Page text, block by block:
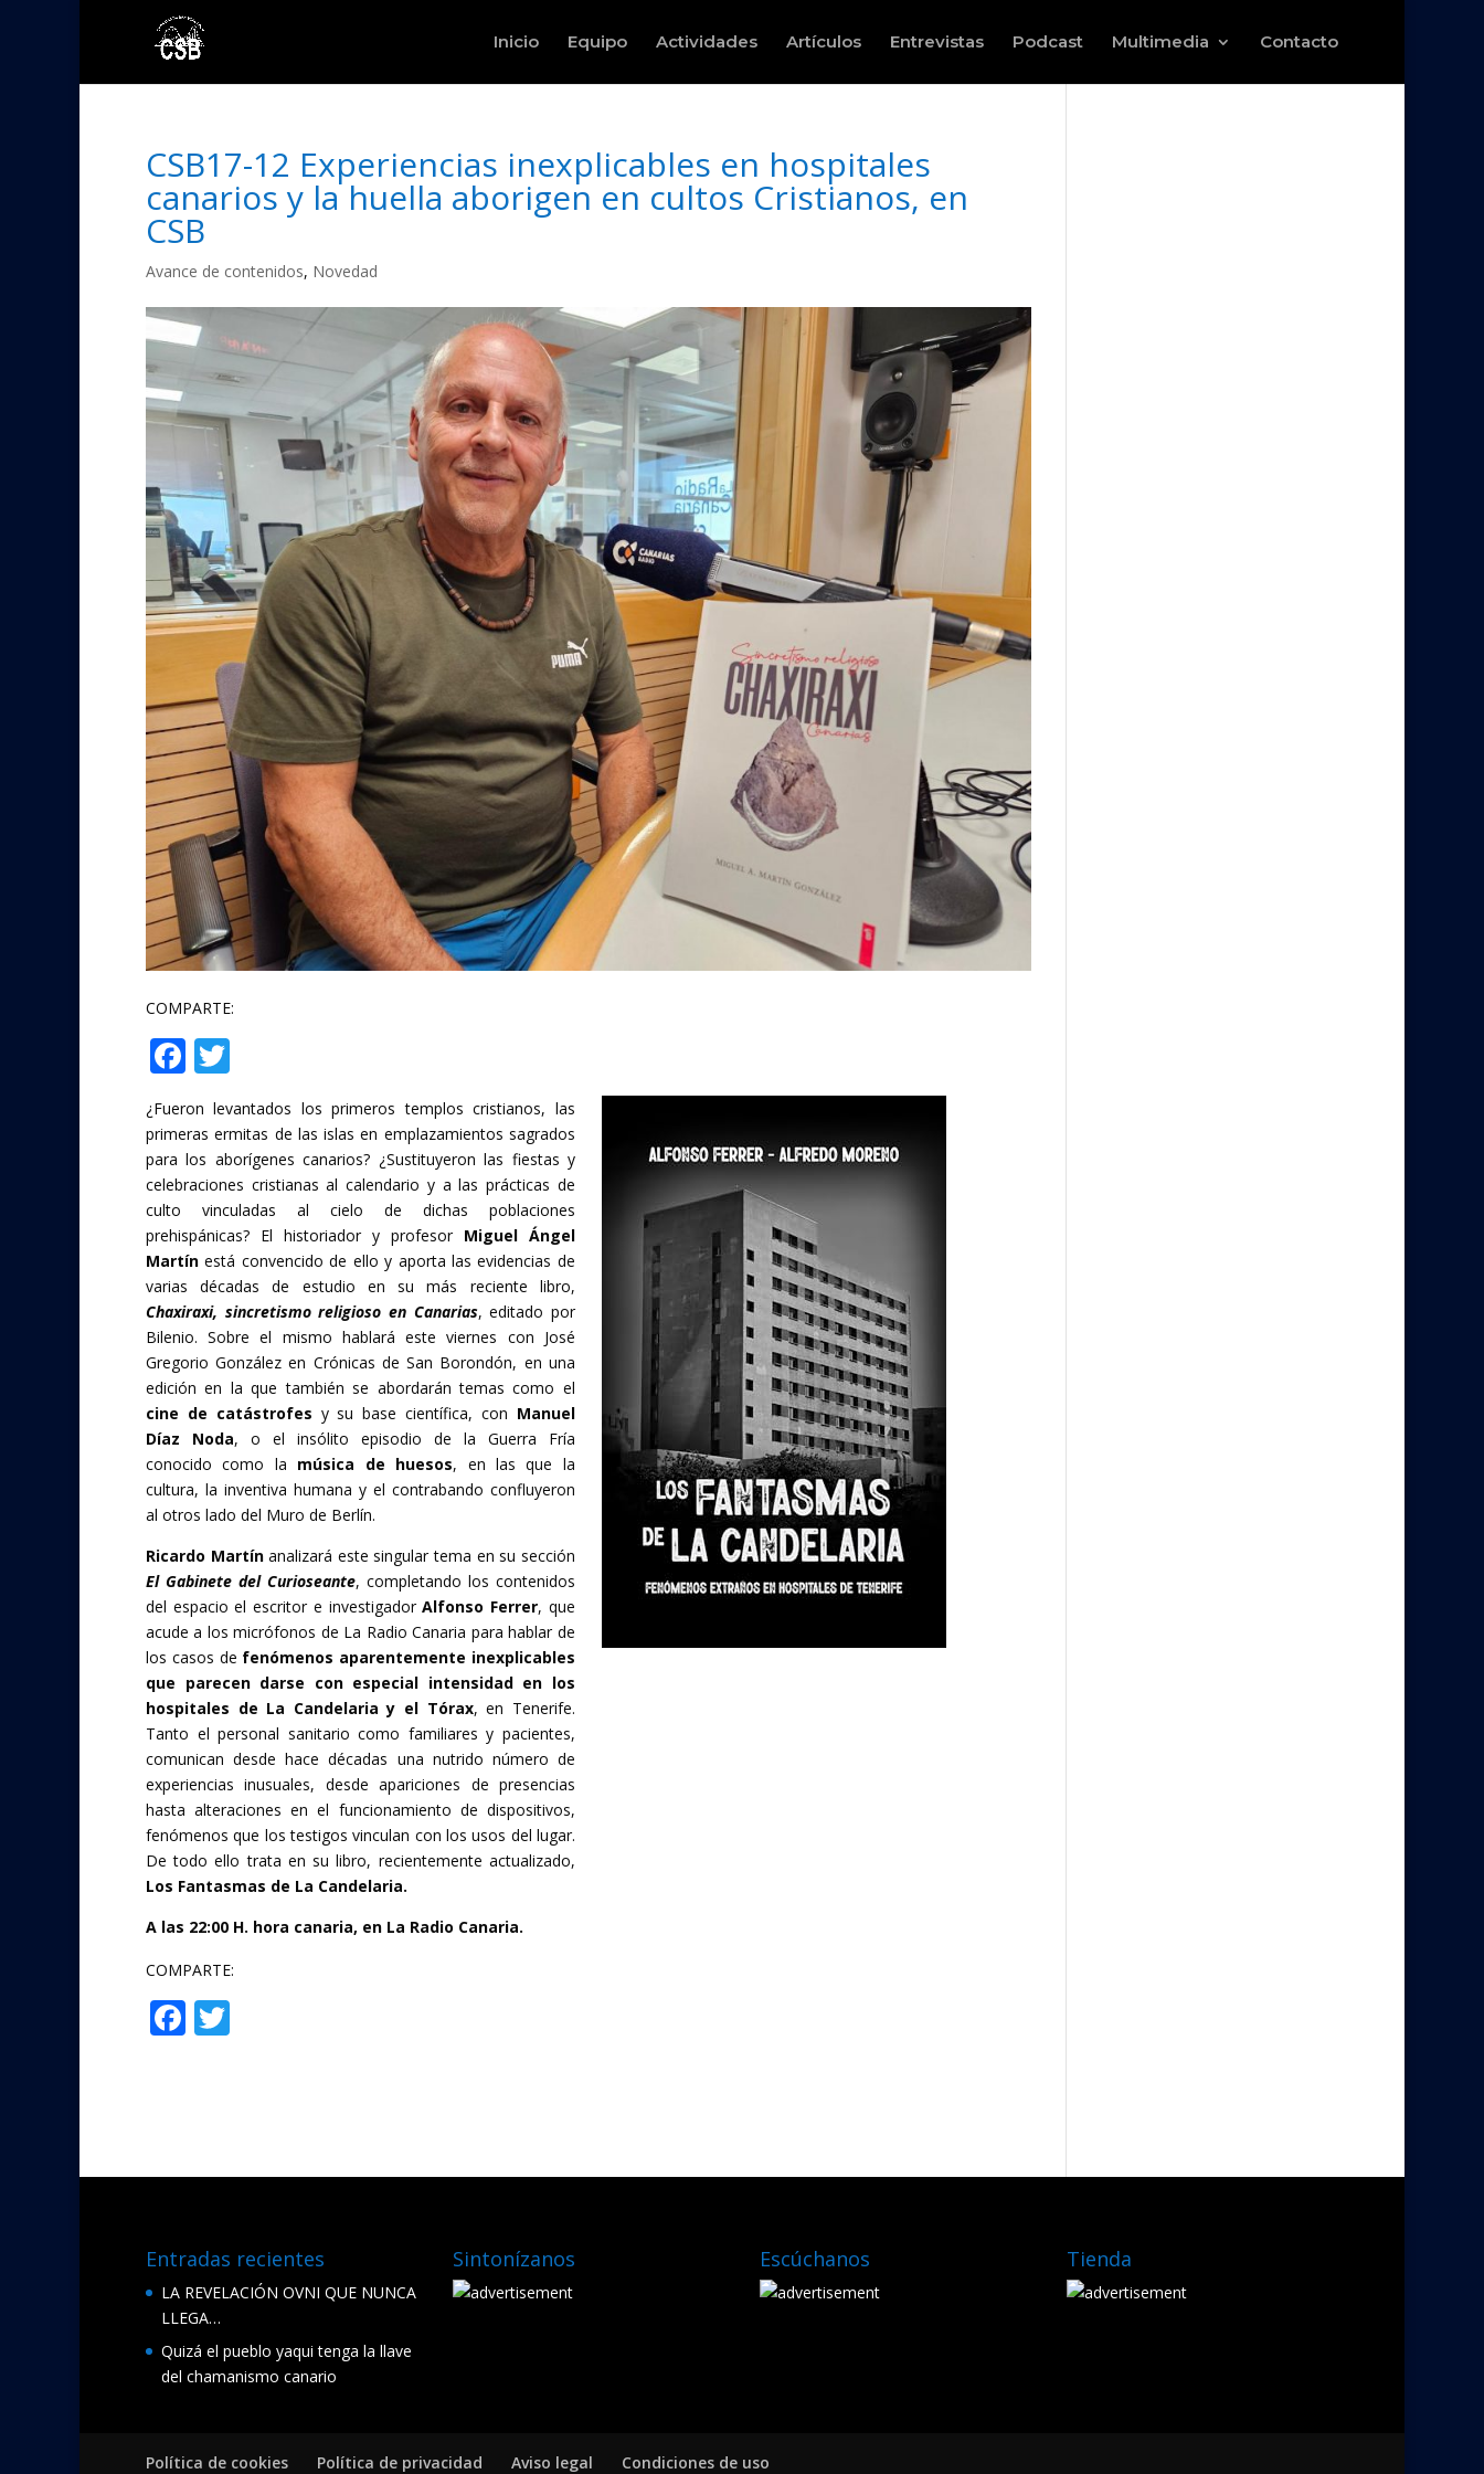
Inicio Equipo Actividades Artículos Entrevistas Podcast Multimedia Contacto
CSB17-12 Experiencias inexplicables en hospitales
canarios y la huella aborigen en cultos Cristianos, en
CSB
Avance de contenidos, Novedad
COMPARTE:
F
ac
e
b
o
o
k
w
itt
er
¿Fueron levantados los primeros templos cristianos, las
primeras ermitas de las islas en emplazamientos sagrados
para los aborígenes canarios? ¿Sustituyeron las fiestas y
celebraciones cristianas al calendario y a las prácticas de
culto vinculadas al cielo de dichas poblaciones
prehispánicas? El historiador y profesor Miguel Ángel
Martín está convencido de ello y aporta las evidencias de
varias décadas de estudio en su más reciente libro,
Chaxiraxi, sincretismo religioso en Canarias, editado por
Bilenio. Sobre el mismo hablará este viernes con José
Gregorio González en Crónicas de San Borondón, en una
edición en la que también se abordarán temas como el
cine de catástrofes y su base científica, con Manuel
Díaz Noda, o el insólito episodio de la Guerra Fría
conocido como la música de huesos, en las que la
cultura, la inventiva humana y el contrabando confluyeron
al otros lado del Muro de Berlín.
Ricardo Martínanalizará este singular tema en su sección
El Gabinete del Curioseante, completando los contenidos
del espacio el escritor e investigadorAlfonso Ferrer, que
acude a los micrófonos de La Radio Canaria para hablar de
los casos de fenómenos aparentemente inexplicables
que parecen darse con especial intensidad en los
hospitales de La Candelaria y el Tórax, en Tenerife.
Tanto el personal sanitario como familiares y pacientes,
comunican desde hace décadas una nutrido número de
experiencias inusuales, desde apariciones de presencias
hasta alteraciones en el funcionamiento de dispositivos,
fenómenos que los testigos vinculan con los usos del lugar.
De todo ello trata en su libro, recientemente actualizado,
Los Fantasmas de La Candelaria.
A las 22:00 H. hora canaria, en La Radio Canaria.
COMPARTE:
F
Entradas recientes
LA REVELACIÓN OVNI QUE NUNCA
LLEGA…
Quizá el pueblo yaqui tenga la llave
del chamanismo canario
Sintonízanos Escúchanos Tienda
Política de cookies Política de privacidad Aviso legal Condiciones de uso